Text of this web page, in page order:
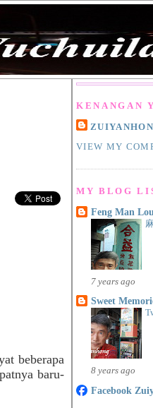
beberapa
baru-
KENANGAN
VIEW MY
MY BLOG
Feng Man
7 years ago
Sweet
8 years ago
Facebook